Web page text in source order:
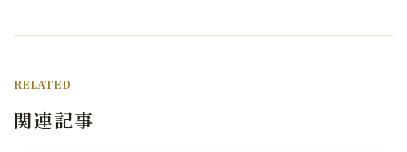
RELATED
関連記事